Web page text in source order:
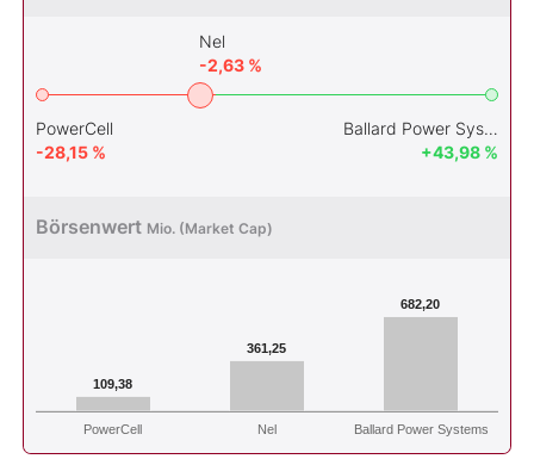
PowerCell
-28,15 %
Nel
-2,63 %
Ballard Power Systems
+43,98 %
Börsenwert Mio. (Market Cap)
109,38
361,25
682,20
PowerCell Nel Ballard Power Systems